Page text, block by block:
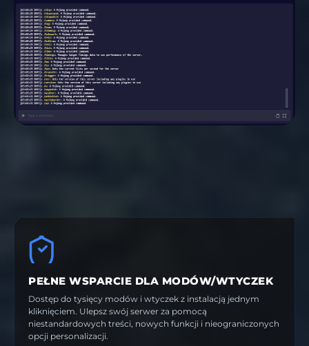
PEŁNE WSPARCIE DLA MODÓW/WTYCZEK
Dostęp do tysięcy modów i wtyczek z instalacją jednym
kliknięciem. Ulepsz swój serwer za pomocą
niestandardowych treści, nowych funkcji i nieograniczonych
opcji personalizacji.